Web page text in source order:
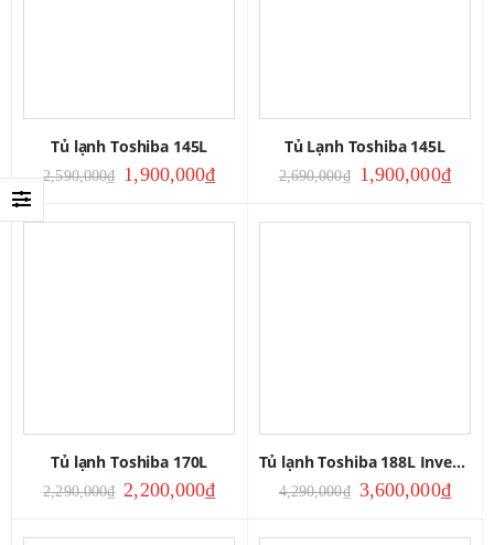
Tủ lạnh Toshiba 145L
2,590,000₫ 1,900,000₫
Tủ Lạnh Toshiba 145L
2,690,000₫ 1,900,000₫
Tủ lạnh Toshiba 170L
2,290,000₫ 2,200,000₫
Tủ lạnh Toshiba 188L Inverter
4,290,000₫ 3,600,000₫